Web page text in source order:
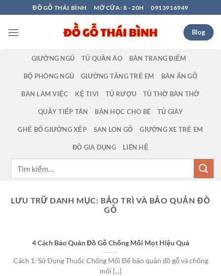
qua
nội
ĐỒ GỖ THÁI BÌNH MỞ CỬA: 8 - 20H 0913916949
Blog
GIƯỜNG NGỦ TỦ QUẦN ÁO BÀN TRANG ĐIỂM
BỘ PHÒNG NGỦ GIƯỜNG TẦNG TRẺ EM BÀN ĂN GỖ
BÀN LÀM VIỆC KỆ TIVI TỦ RƯỢU TỦ THỜ BÀN THỜ
QUẦY TIẾP TÂN BÀN HỌC CHO BÉ TỦ GIÀY
GHẾ BỐ GIƯỜNG XẾP SAN LON GỖ GIƯỜNG XE TRẺ EM
ĐỒ GIA DỤNG LIÊN HỆ
LƯU TRỮ DANH MỤC: BẢO TRÌ VÀ BẢO QUẢN ĐỒ
GỖ
4 Cách Bảo Quản Đồ Gỗ Chống Mối Mọt Hiệu Quả
Cách 1: Sử Dụng Thuốc Chống Mối Để bảo quản đồ gỗ và chống
mối [...]